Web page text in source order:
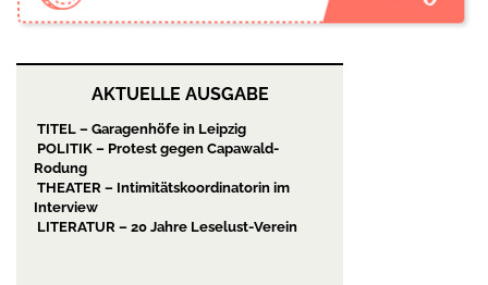
AKTUELLE AUSGABE
TITEL – Garagenhöfe in Leipzig
POLITIK – Protest gegen Capawald-
Rodung
THEATER – Intimitätskoordinatorin im
Interview
LITERATUR – 20 Jahre Leselust-Verein